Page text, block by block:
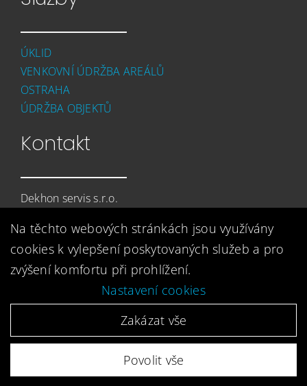
ÚKLID
VENKOVNÍ ÚDRŽBA AREÁLŮ
OSTRAHA
ÚDRŽBA OBJEKTŮ
Kontakt
Dekhon servis s.r.o.
432 01 Kadaň
+420 474 333 820
dekhonservis@dekhonservis.cz
© Copyright – Dekhon | Vytvořila digitální agentura4WORKS
Solutions| GDPR Ready
Na těchto webových stránkách jsou využívány
cookies k vylepšení poskytovaných služeb a pro
zvýšení komfortu při prohlížení.
Nastavení cookies
Zakázat vše
Povolit vše